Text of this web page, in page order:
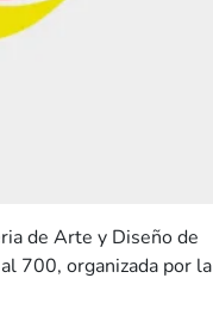
de Arte y Diseño de
700, organizada por la